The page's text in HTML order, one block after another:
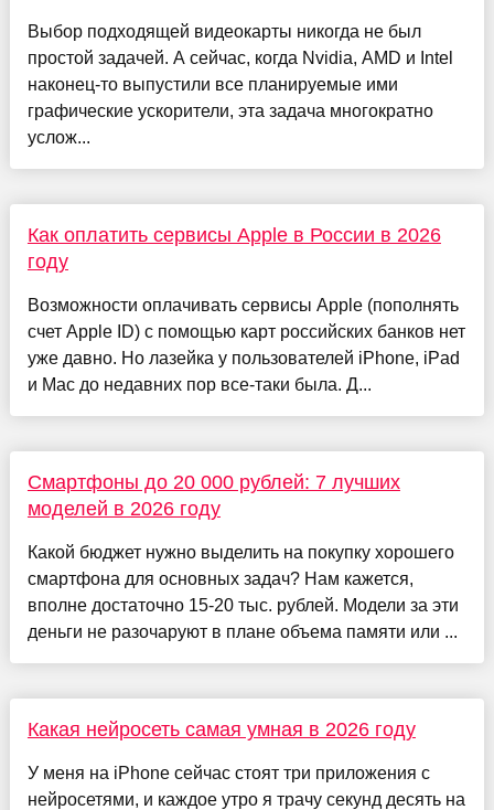
Выбор подходящей видеокарты никогда не был
простой задачей. А сейчас, когда Nvidia, AMD и Intel
наконец-то выпустили все планируемые ими
графические ускорители, эта задача многократно
услож...
Как оплатить сервисы Apple в России в 2026
году
Возможности оплачивать сервисы Apple (пополнять
счет Apple ID) с помощью карт российских банков нет
уже давно. Но лазейка у пользователей iPhone, iPad
и Mac до недавних пор все-таки была. Д...
Смартфоны до 20 000 рублей: 7 лучших
моделей в 2026 году
Какой бюджет нужно выделить на покупку хорошего
смартфона для основных задач? Нам кажется,
вполне достаточно 15-20 тыс. рублей. Модели за эти
деньги не разочаруют в плане объема памяти или ...
Какая нейросеть самая умная в 2026 году
У меня на iPhone сейчас стоят три приложения с
нейросетями, и каждое утро я трачу секунд десять на